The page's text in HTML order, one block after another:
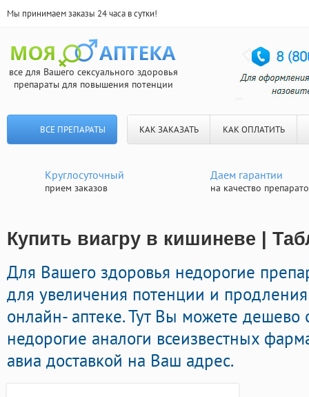
Мы принимаем заказы 24 часа в сутки!
все для Вашего сексуального здоровья
препараты для повышения потенции
ВСЕ ПРЕПАРАТЫ КАК ЗАКАЗАТЬ КАК ОПЛАТИТЬ
Круглосуточный
прием заказов
Даем гарантии
на качество
Купить виагру в кишиневе |
Для Вашего здоровья недорогие
для увеличения потенции и продления
онлайн- аптеке. Тут Вы можете
недорогие аналоги всеизвестных
авиа доставкой на Ваш адрес.